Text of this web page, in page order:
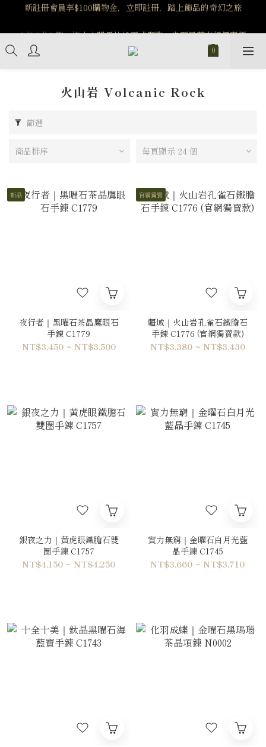
️8/6-8/12 第一波古文明馬拉松正式開跑：烏爾風華套組優惠價
火山岩 Volcanic Rock
篩選
商品排序 每頁顯示 24 個
新品
夜行者｜黑曜石茶晶鷹眼石
手鍊 C1779
NT$3,450 ~ NT$3,500
官網獨賣
疆域｜火山岩孔雀石鐵膽石
手鍊 C1776 (官網獨賣款)
NT$3,380 ~ NT$3,430
銀夜之力｜黃虎眼鐵膽石雙
圈手鍊 C1757
NT$4,150 ~ NT$4,250
實力無窮｜金曜石白月光藍
晶手鍊 C1745
NT$3,660 ~ NT$3,710